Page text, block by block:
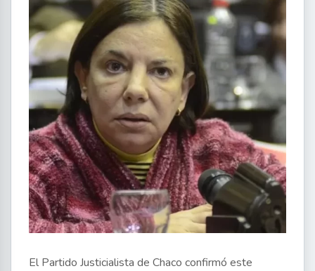
El Partido Justicialista de Chaco confirmó este